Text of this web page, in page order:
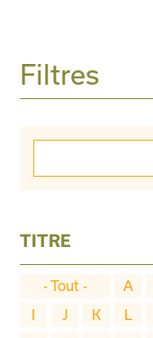
TITRE
- Tout - A
I
J K L